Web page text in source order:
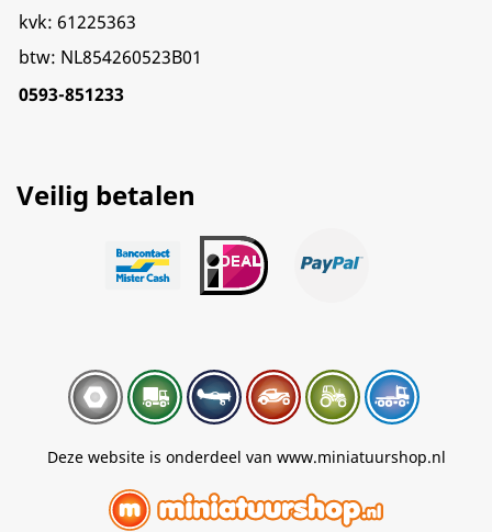
kvk: 61225363
btw: NL854260523B01
0593-851233
Veilig betalen
Deze website is onderdeel van www.miniatuurshop.nl